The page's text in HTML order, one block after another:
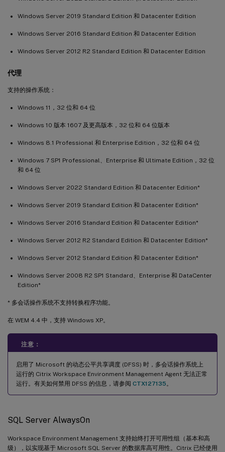
Windows Server 2019 Standard Edition 和 Datacenter Edition
Windows Server 2016 Standard Edition 和 Datacenter Edition
Windows Server 2012 R2 Standard Edition 和 Datacenter Edition
代理
支持的操作系统：
Windows 11，32 位和 64 位
Windows 10 版本 1607 及更高版本，32 位和 64 位版本
Windows 8.1 Professional 和 Enterprise Edition，32 位和 64 位
Windows 7 SP1 Professional、Enterprise 和 Ultimate Edition，32 位
和 64 位
Windows Server 2022 Standard Edition 和 Datacenter Edition*
Windows Server 2019 Standard Edition 和 Datacenter Edition*
Windows Server 2016 Standard Edition 和 Datacenter Edition*
Windows Server 2012 R2 Standard Edition 和 Datacenter Edition*
Windows Server 2012 Standard Edition 和 Datacenter Edition*
Windows Server 2008 R2 SP1 Standard、Enterprise 和 DataCenter
Edition*
* 多会话操作系统不支持转换程序功能。
在 WEM 4.4 中，支持 Windows XP。
注意：
启用了 Microsoft 的动态公平共享调度 (DFSS) 时，多会话操作系统上
运行的 Citrix Workspace Environment Management Agent 无法正常
运行。有关如何禁用 DFSS 的信息，请参阅 CTX127135 。
SQL Server AlwaysOn
Workspace Environment Management 支持始终打开可用性组（基本和高
级），以实现基于 Microsoft SQL Server 的数据库高可用性。Citrix 已经使用